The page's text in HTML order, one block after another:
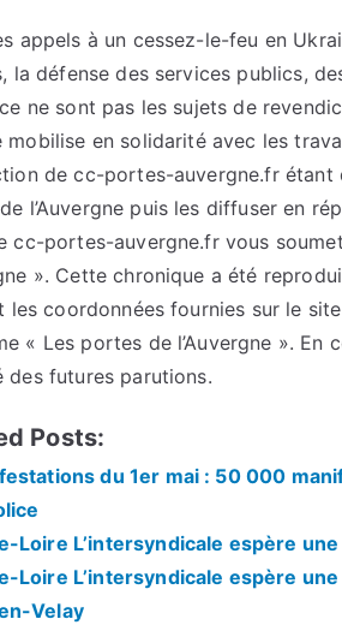
appels à un cessez-le-feu en
la défense des services publics,
ne sont pas les sujets de
mobilise en solidarité avec les
de cc-portes-auvergne.fr
l’Auvergne puis les diffuser en
cc-portes-auvergne.fr vous
». Cette chronique a été
les coordonnées fournies sur le
« Les portes de l’Auvergne ».
des futures parutions.
Posts:
du 1er mai : 50 000
Loire L’intersyndicale espère
Loire L’intersyndicale espère
Velay